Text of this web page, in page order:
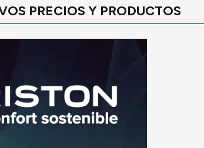
PRECIOS Y PRODUCTOS